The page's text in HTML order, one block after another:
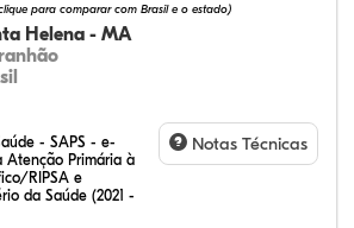
Helena - MA
para comparar com Brasil e o estado)
- SAPS - e-
Atenção Primária à
RIPSA e
da Saúde (2021 -
Notas Técnicas